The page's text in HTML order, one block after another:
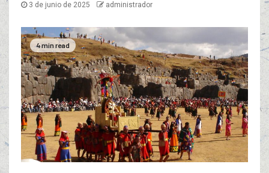
3 de junio de 2025 administrador
4 min read